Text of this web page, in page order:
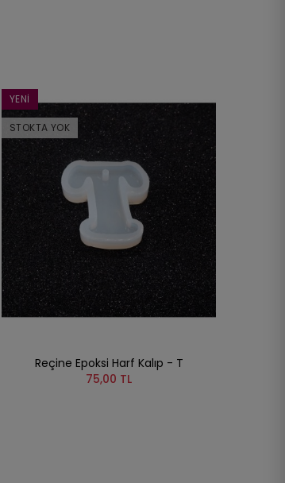
YENI
STOKTA YOK
Reçine Epoksi Harf Kalıp - T
75,00 TL